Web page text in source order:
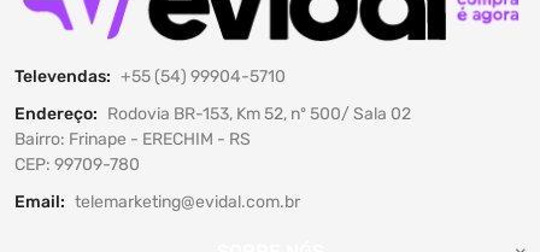
Televendas: +55 (54) 99904-5710
Endereço: Rodovia BR-153, Km 52, nº 500/ Sala 02
Bairro: Frinape - ERECHIM - RS
CEP: 99709-780
Email: telemarketing@evidal.com.br